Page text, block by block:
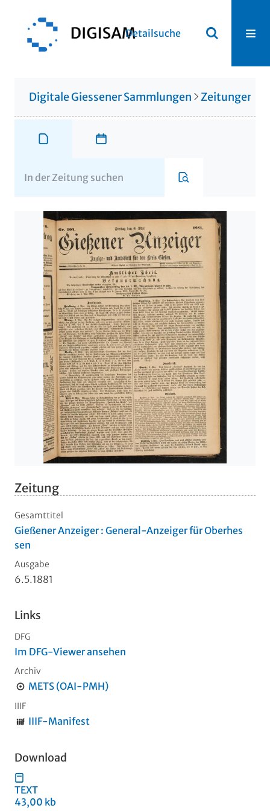
Detailsuche
Digitale Giessener Sammlungen Zeitungen
Zeitung
Gesamttitel
Gießener Anzeiger : General-Anzeiger für Oberhes
sen
Ausgabe
6.5.1881
Links
DFG
Im DFG-Viewer ansehen
Archiv
METS (OAI-PMH)
IIIF
IIIF-Manifest
Download
TEXT
43,00 kb